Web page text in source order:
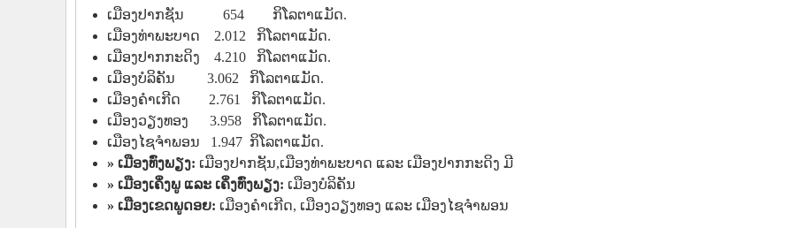
​ເມືອງ​ປາກ​ຊັນ 654 ກິ​ໂລ​ຕາ​ແມັດ.
​ເມືອງ​ທ່າ​ພະ​ບາດ 2.012 ກິ​ໂລ​ຕາ​ແມັດ.
​ເມືອງ​ປາກ​ກະດິງ 4.210 ກິ​ໂລ​ຕາ​ແມັດ.
​ເມືອງ​ບໍລິ​ຄັນ 3.062 ກິ​ໂລ​ຕາ​ແມັດ.
​ເມືອງ​ຄຳ​ເກີດ 2.761 ກິ​ໂລ​ຕາ​ແມັດ.
​ເມືອງ​ວຽງທອງ 3.958 ກິ​ໂລ​ຕາ​ແມັດ.
​ເມືອງ​ໄຊ​ຈຳ​ພອນ 1.947 ກິ​ໂລ​ຕາ​ແມັດ.
» ເມືອງທົ່ງພຽງ: ​ເມືອງ​ປາກ​ຊັນ,​ເມືອງທ່າ​ພະ​ບາດ ​ແລະ ​ເມືອງ​ປາກ​ກະດິງ ມີ
» ເມືອງ​ເຄິ່ງພູ ​ແລະ ​ເຄິ່ງທົ່ງພຽງ: ​ເມືອງ​ບໍລິ​ຄັນ
» ເມືອງ​ເຂດ​ພູດ​ອຍ: ​ເມືອງ​ຄຳ​ເກີດ, ​ເມືອງ​ວຽງທອງ ​ແລະ ​ເມືອງ​ໄຊ​ຈຳ​ພອນ